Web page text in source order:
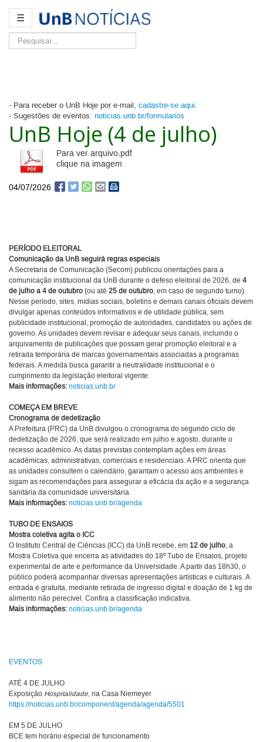
☰
Pesquisar...
- Para receber o UnB Hoje por e-mail, cadastre-se aqui.
- Sugestões de eventos: noticias.unb.br/formularios
UnB Hoje (4 de julho)
Para ver arquivo.pdf
clique na imagem
04/07/2026
PERÍODO ELEITORAL
Comunicação da UnB seguirá regras especiais
A Secretaria de Comunicação (Secom) publicou orientações para a
comunicação institucional da UnB durante o defeso eleitoral de 2026, de 4
de julho a 4 de outubro (ou até 25 de outubro, em caso de segundo turno).
Nesse período, sites, mídias sociais, boletins e demais canais oficiais devem
divulgar apenas conteúdos informativos e de utilidade pública, sem
publicidade institucional, promoção de autoridades, candidatos ou ações de
governo. As unidades devem revisar e adequar seus canais, incluindo o
arquivamento de publicações que possam gerar promoção eleitoral e a
retirada temporária de marcas governamentais associadas a programas
federais. A medida busca garantir a neutralidade institucional e o
cumprimento da legislação eleitoral vigente.
Mais informações: noticias.unb.br
COMEÇA EM BREVE
Cronograma de dedetização
A Prefeitura (PRC) da UnB divulgou o cronograma do segundo ciclo de
dedetização de 2026, que será realizado em julho e agosto, durante o
recesso acadêmico. As datas previstas contemplam ações em áreas
acadêmicas, administrativas, comerciais e residenciais. A PRC orienta que
as unidades consultem o calendário, garantam o acesso aos ambientes e
sigam as recomendações para assegurar a eficácia da ação e a segurança
sanitária da comunidade universitária.
Mais informações: noticias.unb.br/agenda
TUBO DE ENSAIOS
Mostra coletiva agita o ICC
O Instituto Central de Ciências (ICC) da UnB recebe, em 12 de julho, a
Mostra Coletiva que encerra as atividades do 18º Tubo de Ensaios, projeto
experimental de arte e performance da Universidade. A partir das 18h30, o
público poderá acompanhar diversas apresentações artísticas e culturais. A
entrada é gratuita, mediante retirada de ingresso digital e doação de 1 kg de
alimento não perecível. Confira a classificação indicativa.
Mais informações: noticias.unb.br/agenda
EVENTOS
ATÉ 4 DE JULHO
Exposição Hospitalidade, na Casa Niemeyer
https://noticias.unb.br/component/agenda/agenda/5501
EM 5 DE JULHO
BCE tem horário especial de funcionamento